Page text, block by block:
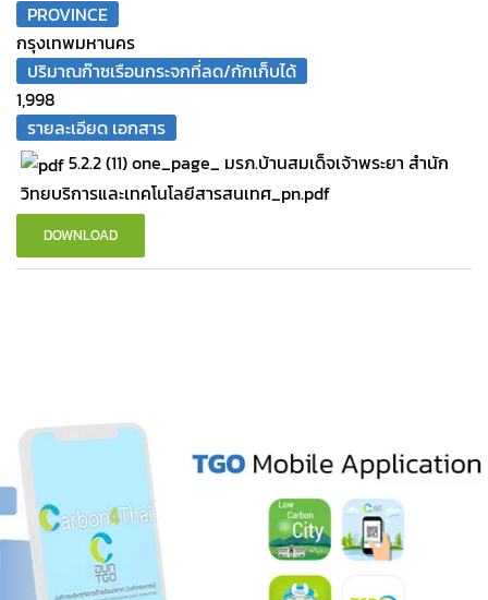
PROVINCE
กรุงเทพมหานคร
ปริมาณก๊าซเรือนกระจกที่ลด/กักเก็บได้
1,998
รายละเอียด เอกสาร
5.2.2 (11) one_page_ มรภ.บ้านสมเด็จเจ้าพระยา สำนัก
วิทยบริการและเทคโนโลยีสารสนเทศ_pn.pdf
DOWNLOAD